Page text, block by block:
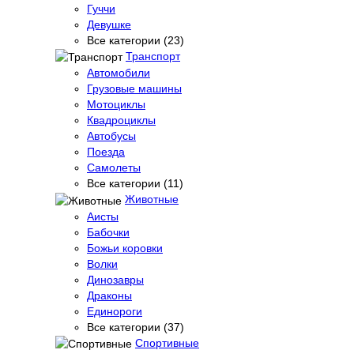
Гуччи
Девушке
Все категории (23)
Транспорт
Автомобили
Грузовые машины
Мотоциклы
Квадроциклы
Автобусы
Поезда
Самолеты
Все категории (11)
Животные
Аисты
Бабочки
Божьи коровки
Волки
Динозавры
Драконы
Единороги
Все категории (37)
Спортивные